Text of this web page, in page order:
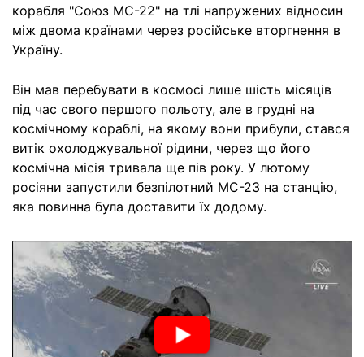
корабля "Союз МС-22" на тлі напружених відносин
між двома країнами через російське вторгнення в
Україну.
Він мав перебувати в космосі лише шість місяців
під час свого першого польоту, але в грудні на
космічному кораблі, на якому вони прибули, стався
витік охолоджувальної рідини, через що його
космічна місія тривала ще пів року. У лютому
росіяни запустили безпілотний МС-23 на станцію,
яка повинна була доставити їх додому.